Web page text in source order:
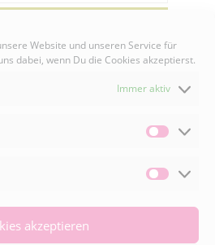
Website und unseren Service für
dabei, wenn Du die Cookies akzeptierst.
Immer aktiv
akzeptieren